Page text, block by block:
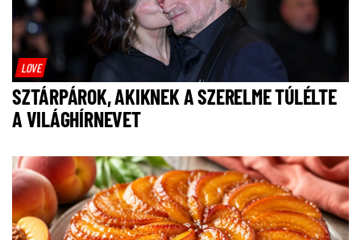
LOVE
SZTÁRPÁROK, AKIKNEK A SZERELME TÚLÉLTE
A VILÁGHÍRNEVET